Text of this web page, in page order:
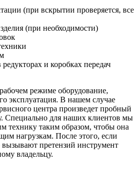
(при вскрытии проверяется, все
(при необходимости)
и коробках передач
режиме оборудование,
эксплуатация. В нашем случае
центра произведет пробный
Специально для наших клиентов мы
технику таким образом, чтобы она
нагрузкам. После этого, если
вызывают претензий инструмент
владельцу.